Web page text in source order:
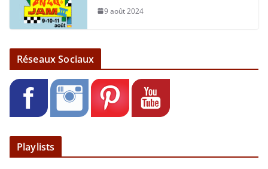
9 août 2024
Réseaux Sociaux
Playlists